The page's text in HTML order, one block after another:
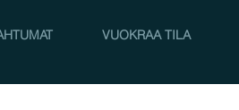
VUOKRAA TILA